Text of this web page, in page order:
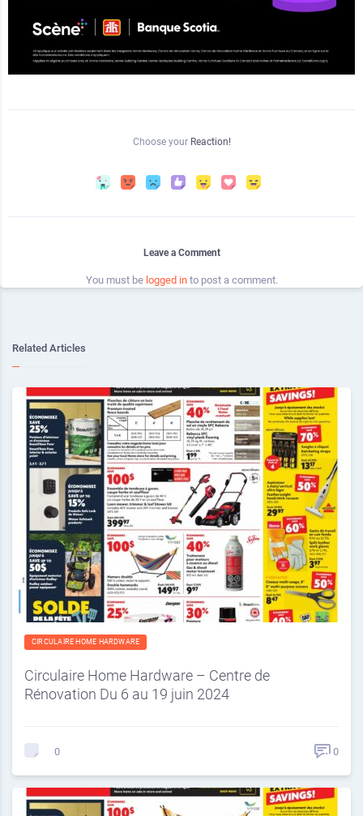
Choose your Reaction!
Leave a Comment
You must be logged into post a comment.
Related Articles
CIRCULAIRE HOME HARDWARE
Circulaire Home Hardware – Centre de
Rénovation Du 6 au 19 juin 2024
0 0